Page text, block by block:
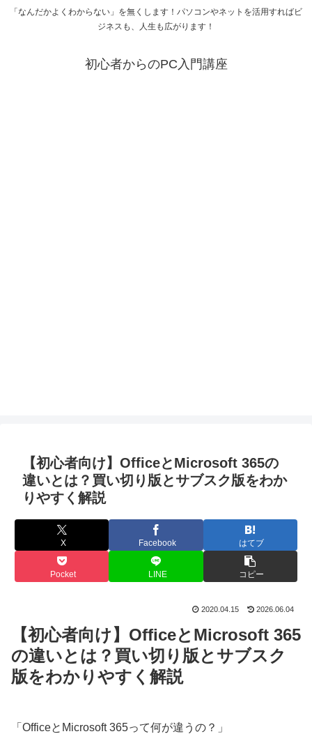
「なんだかよくわからない」を無くします！パソコンやネットを活用すればビ
ジネスも、人生も広がります！
初心者からのPC入門講座
【初心者向け】OfficeとMicrosoft 365の
違いとは？買い切り版とサブスク版をわか
りやすく解説
X Facebook はてブ
Pocket LINE コピー
2020.04.15 2026.06.04
【初心者向け】OfficeとMicrosoft 365
の違いとは？買い切り版とサブスク
版をわかりやすく解説
「OfficeとMicrosoft 365って何が違うの？」